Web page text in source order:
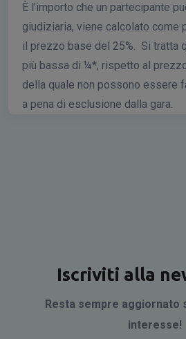
È l’importo che un partecipante
giudiziaria, viene calcolato come
il prezzo base del 25%. Si tratta
più bassa di ¼*, rispetto al
della quale non possono essere
a pena di esclusione dalla gara.
Iscriviti alla
Resta sempre aggiornato
interesse!